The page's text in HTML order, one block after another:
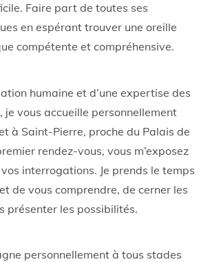
Faire part de toutes ses
en espérant trouver une oreille
compétente et compréhensive.
humaine et d’une expertise des
je vous accueille personnellement
à Saint-Pierre, proche du Palais de
rendez-vous, vous m’exposez
interrogations. Je prends le temps
de vous comprendre, de cerner les
présenter les possibilités.
personnellement à tous stades